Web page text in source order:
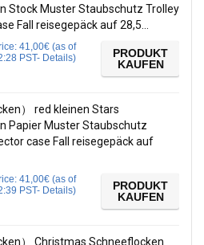
Stock Muster Staubschutz Trolley
Fall reisegepäck auf 28,5…
41,00€ (as of
PST- Details)
PRODUKT
KAUFEN
） red kleinen Stars
Papier Muster Staubschutz
case Fall reisegepäck auf
41,00€ (as of
PST- Details)
PRODUKT
KAUFEN
） Christmas Schneeflocken